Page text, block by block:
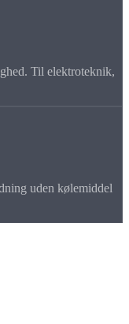
Til elektroteknik,
uden kølemiddel